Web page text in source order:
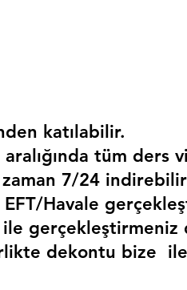
katılabilir.
tüm ders
7/24
Havale
gerçekleştirmeniz
dekontu bize